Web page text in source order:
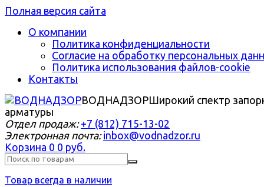
Полная версия сайта
О компании
Политика конфиденциальности
Согласие на обработку персональных
Политика использования файлов-cookie
Контакты
ВОДНАДЗОРШирокий спектр
арматуры
Отдел продаж: +7 (812) 715-13-02
Электронная почта: inbox@vodnadzor.ru
Корзина 0 0 руб.
Товар всегда в наличии